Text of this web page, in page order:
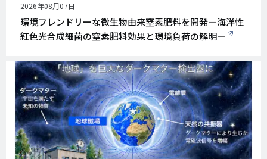
公
開
日
2026年08月07日
環境フレンドリーな微生物由来窒素肥料を開発―海洋性
紅色光合成細菌の窒素肥料効果と環境負荷の解明―